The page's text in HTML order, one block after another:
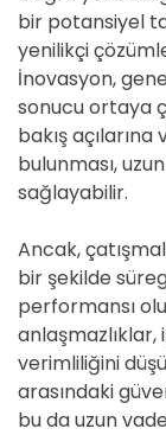
bir potansiyel
yenilikçi
İnovasyon,
sonucu ortaya
bakış
bulunması,
sağlayabilir.
Ancak,
bir şekilde
performansı
anlaşmazlıklar,
verimliliğini
arasındaki
bu da uzun